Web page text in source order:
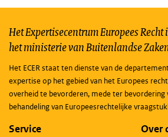
Het Expertisecentrum Europees
het ministerie van Buitenlandse
Het ECER staat ten dienste van de
expertise op het gebied van het Europees
overheid te bevorderen, mede ter bevordering
behandeling van Europeesrechtelijke
Service Over